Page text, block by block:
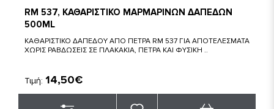
RM 537, ΚΑΘΑΡΙΣΤΙΚΟ ΜΑΡΜΑΡΙΝΩΝ ΔΑΠΕΔΩΝ
500ML
ΚΑΘΑΡΙΣΤΙΚΟ ΔΑΠΕΔΟΥ ΑΠΟ ΠΕΤΡΑ RM 537 ΓΙΑ ΑΠΟΤΕΛΕΣΜΑΤΑ
ΧΩΡΙΣ ΡΑΒΔΩΣΕΙΣ ΣΕ ΠΛΑΚΑΚΙΑ, ΠΕΤΡΑ ΚΑΙ ΦΥΣΙΚΗ ..
Τιμή: 14,50€